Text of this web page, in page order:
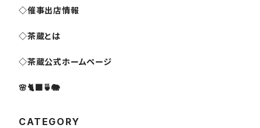
◇催事出店情報
◇茶蔵とは
◇茶蔵公式ホームページ
🌸🐈‍⬛🍵🐘
CATEGORY